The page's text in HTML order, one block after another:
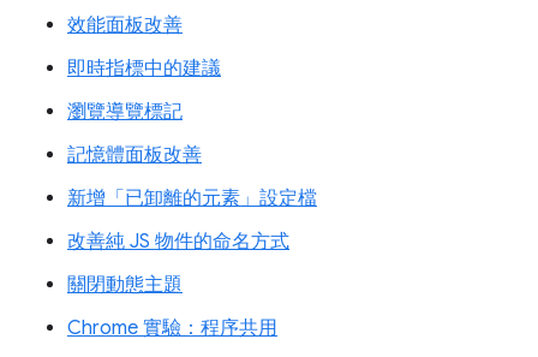
效能面板改善
即時指標中的建議
瀏覽導覽標記
記憶體面板改善
新增「已卸離的元素」設定檔
改善純 JS 物件的命名方式
關閉動態主題
Chrome 實驗：程序共用